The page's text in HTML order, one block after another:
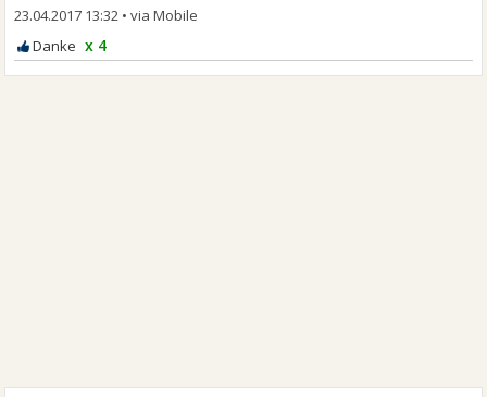
23.04.2017 13:32 •
x 4